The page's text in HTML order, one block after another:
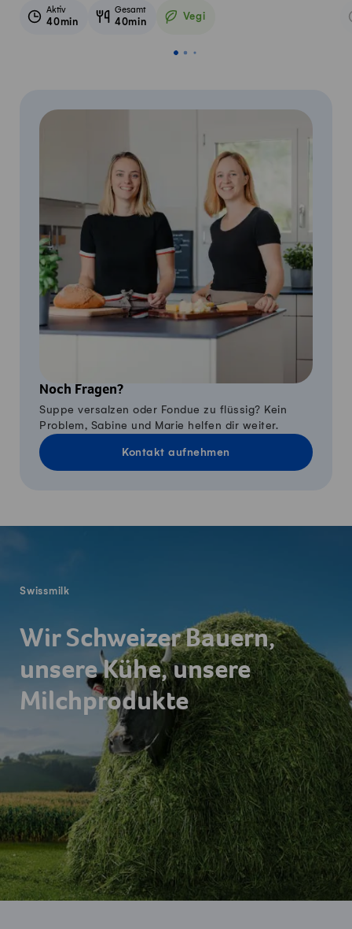
Aktiv
40min
Gesamt
40min Vegi
Vegetarisch
Noch Fragen?
Suppe versalzen oder Fondue zu flüssig? Kein
Problem, Sabine und Marie helfen dir weiter.
Kontakt aufnehmen
Swissmilk
Wir Schweizer Bauern,
unsere Kühe, unsere
Milchprodukte